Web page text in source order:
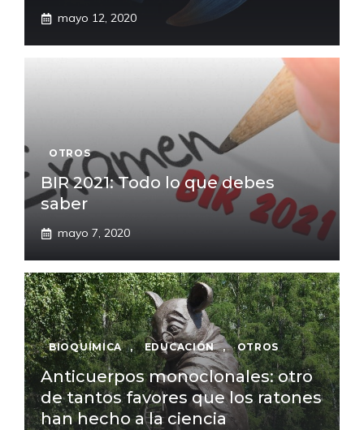
mayo 12, 2020
OTROS
BIR 2021: Todo lo que debes
saber
mayo 7, 2020
BIOQUÍMICA , EDUCACIÓN , OTROS
Anticuerpos monoclonales: otro
de tantos favores que los ratones
han hecho a la ciencia